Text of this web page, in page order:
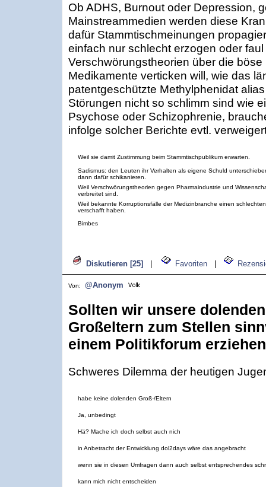
Ob ADHS, Burnout oder Depression,
Mainstreammedien werden diese
dafür Stammtischmeinungen
einfach nur schlecht erzogen oder
Verschwörungstheorien über die
Medikamente verticken will, wie das
patentgeschützte Methylphenidat
Störungen nicht so schlimm sind wie
Psychose oder Schizophrenie,
infolge solcher Berichte evtl.
Weil sie damit Zustimmung beim Stammtischpublikum erwarten.
Sadismus: den Leuten ihr Verhalten als eigene Schuld
dann dafür schikanieren.
Weil Verschwörungstheorien gegen Pharmaindustrie und
verbreitet sind.
Weil bekannte Korruptionsfälle der Medizinbranche einen
verschafft haben.
Bimbes
Diskutieren [25] Favoriten
Von: @Anonym
Sollten wir unsere
Großeltern zum Stellen
einem Politikforum
Schweres Dilemma der heutigen
habe keine dolenden Groß-/Eltern
Ja, unbedingt
Hä? Mache ich doch selbst auch nich
in Anbetracht der Entwicklung dol2days wäre das angebracht
wenn sie in diesen Umfragen dann auch selbst entsprechendes
kann mich nicht entscheiden